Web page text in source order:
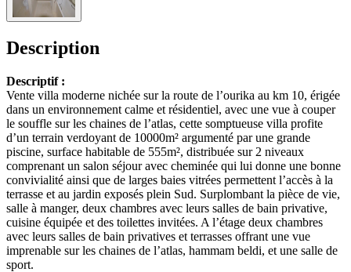
Description
Descriptif :
Vente villa moderne nichée sur la route de l’ourika au km 10, érigée
dans un environnement calme et résidentiel, avec une vue à couper
le souffle sur les chaines de l’atlas, cette somptueuse villa profite
d’un terrain verdoyant de 10000m² argumenté par une grande
piscine, surface habitable de 555m², distribuée sur 2 niveaux
comprenant un salon séjour avec cheminée qui lui donne une bonne
convivialité ainsi que de larges baies vitrées permettent l’accès à la
terrasse et au jardin exposés plein Sud. Surplombant la pièce de vie,
salle à manger, deux chambres avec leurs salles de bain privative,
cuisine équipée et des toilettes invitées. A l’étage deux chambres
avec leurs salles de bain privatives et terrasses offrant une vue
imprenable sur les chaines de l’atlas, hammam beldi, et une salle de
sport.